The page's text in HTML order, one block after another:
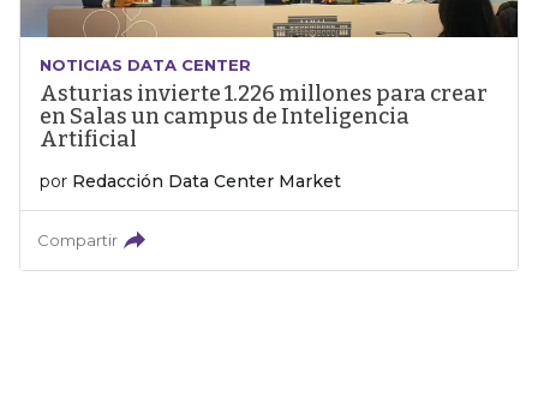
NOTICIAS DATA CENTER
Asturias invierte 1.226 millones para crear
en Salas un campus de Inteligencia
Artificial
por Redacción Data Center Market
Compartir